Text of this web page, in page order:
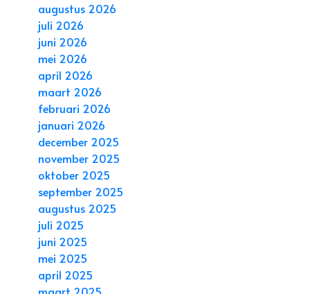
augustus 2026
juli 2026
juni 2026
mei 2026
april 2026
maart 2026
februari 2026
januari 2026
december 2025
november 2025
oktober 2025
september 2025
augustus 2025
juli 2025
juni 2025
mei 2025
april 2025